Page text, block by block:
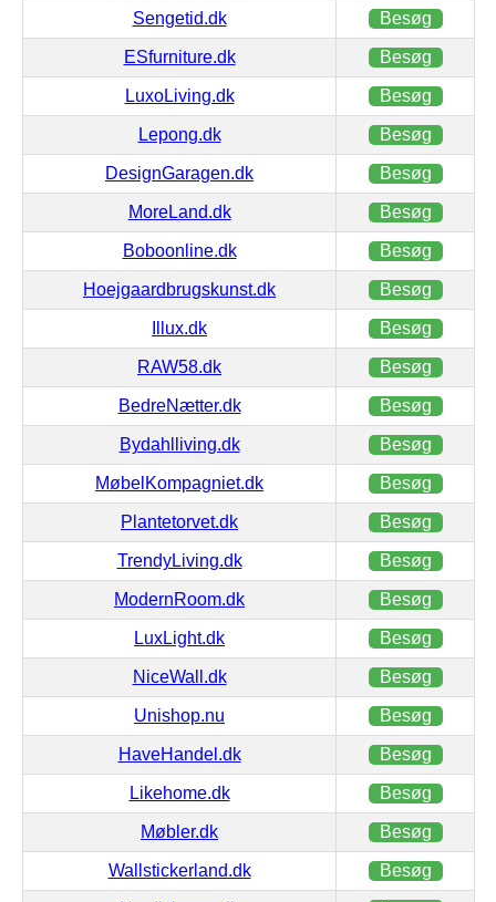
Sengetid.dk Besøg
ESfurniture.dk Besøg
LuxoLiving.dk Besøg
Lepong.dk Besøg
DesignGaragen.dk Besøg
MoreLand.dk Besøg
Boboonline.dk Besøg
Hoejgaardbrugskunst.dk Besøg
Illux.dk Besøg
RAW58.dk Besøg
BedreNætter.dk Besøg
Bydahlliving.dk Besøg
MøbelKompagniet.dk Besøg
Plantetorvet.dk Besøg
TrendyLiving.dk Besøg
ModernRoom.dk Besøg
LuxLight.dk Besøg
NiceWall.dk Besøg
Unishop.nu Besøg
HaveHandel.dk Besøg
Likehome.dk Besøg
Møbler.dk Besøg
Wallstickerland.dk Besøg